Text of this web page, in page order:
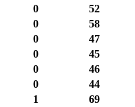
0
52
0
58
0
47
0
45
0
46
0
44
1
69